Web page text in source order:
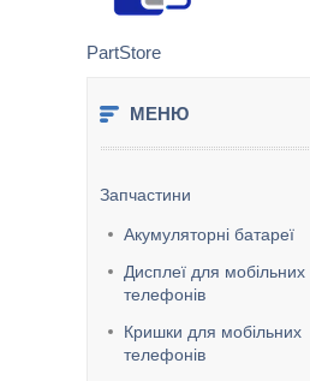
PartStore
Запчастини
Акумуляторні батареї
Дисплеї для мобільних
телефонів
Кришки для мобільних
телефонів